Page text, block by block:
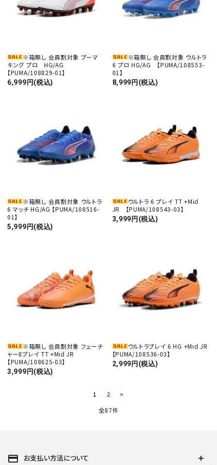
※箱無し 会員割対象 プーマ
キング プロ HG/AG
【PUMA/108829-01】
6,999円(税込)
※箱無し 会員割対象 ウルトラ
6 プロ HG/AG 【PUMA/108553-
01】
8,999円(税込)
※箱無し 会員割対象 ウルトラ
6 マッチ HG/AG 【PUMA/108516-
01】
5,999円(税込)
ウルトラ 6 プレイ TT +Mid
JR 【PUMA/108543-03】
3,999円(税込)
※箱無し 会員割対象 フューチ
ャー8プレイ TT +Mid JR
【PUMA/108625-03】
3,999円(税込)
ウルトラプレイ 6 HG +Mid JR
【PUMA/108536-03】
2,999円(税込)
1 2
>
全87件
payment お支払い方法について